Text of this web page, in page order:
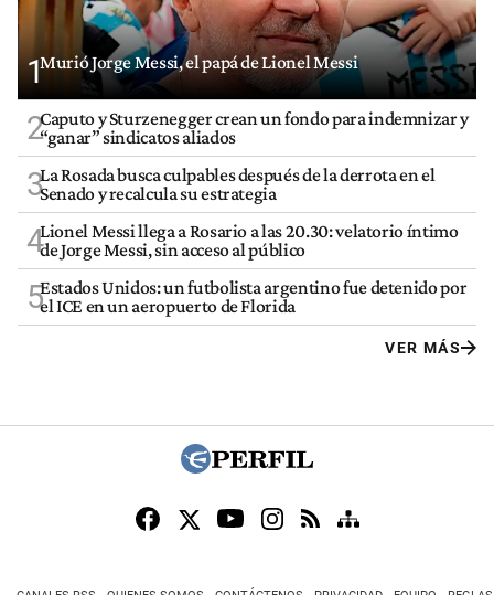
1Murió Jorge Messi, el papá de Lionel Messi
2Caputo y Sturzenegger crean un fondo para indemnizar y
“ganar” sindicatos aliados
3La Rosada busca culpables después de la derrota en el
Senado y recalcula su estrategia
4Lionel Messi llega a Rosario a las 20.30: velatorio íntimo
de Jorge Messi, sin acceso al público
5Estados Unidos: un futbolista argentino fue detenido por
el ICE en un aeropuerto de Florida
VER MÁS